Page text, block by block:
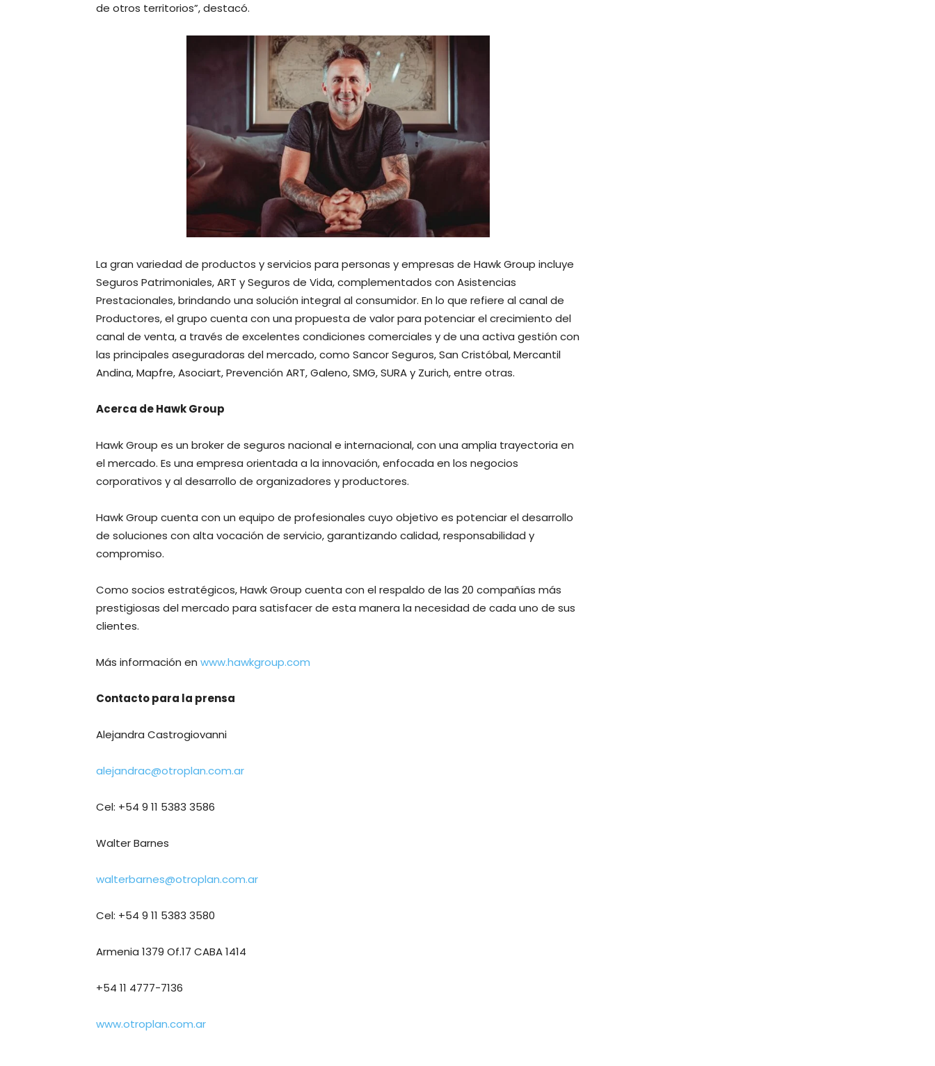
de otros territorios”, destacó.
La gran variedad de productos y servicios para personas y empresas de Hawk Group incluye
Seguros Patrimoniales, ART y Seguros de Vida, complementados con Asistencias
Prestacionales, brindando una solución integral al consumidor. En lo que refiere al canal de
Productores, el grupo cuenta con una propuesta de valor para potenciar el crecimiento del
canal de venta, a través de excelentes condiciones comerciales y de una activa gestión con
las principales aseguradoras del mercado, como Sancor Seguros, San Cristóbal, Mercantil
Andina, Mapfre, Asociart, Prevención ART, Galeno, SMG, SURA y Zurich, entre otras.
Acerca de Hawk Group
Hawk Group es un broker de seguros nacional e internacional, con una amplia trayectoria en
el mercado. Es una empresa orientada a la innovación, enfocada en los negocios
corporativos y al desarrollo de organizadores y productores.
Hawk Group cuenta con un equipo de profesionales cuyo objetivo es potenciar el desarrollo
de soluciones con alta vocación de servicio, garantizando calidad, responsabilidad y
compromiso.
Como socios estratégicos, Hawk Group cuenta con el respaldo de las 20 compañías más
prestigiosas del mercado para satisfacer de esta manera la necesidad de cada uno de sus
clientes.
Más información en www.hawkgroup.com
Contacto para la prensa
Alejandra Castrogiovanni
alejandrac@otroplan.com.ar
Cel: +54 9 11 5383 3586
Walter Barnes
walterbarnes@otroplan.com.ar
Cel: +54 9 11 5383 3580
Armenia 1379 Of.17 CABA 1414
+54 11 4777-7136
www.otroplan.com.ar